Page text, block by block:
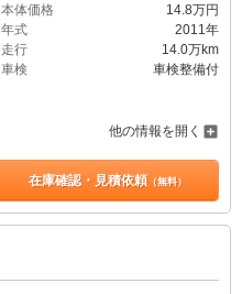
本体価格
14. 8万円
年式
2011年
走行
14.0万km
車検
車検整備付
他の情報を開く
在庫確認・見積依頼（無料）